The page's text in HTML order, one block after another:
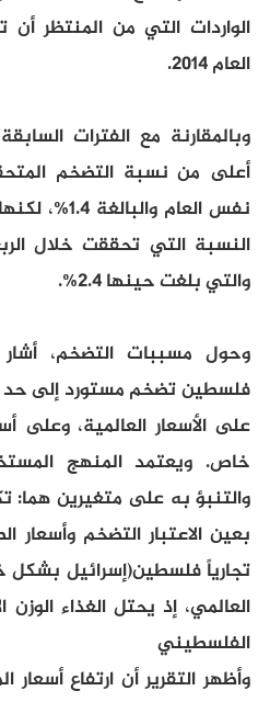
العام 2014.
وبالمقارنة مع الفترات
أعلى من نسبة التضخم
نفس العام
والتي بلغت حينها 2.4%.
وحول مسببات التضخم،
فلسطين تضخم مستورد إلى حد
على الأسعار العالمية، وعلى
خاص. ويعتمد المنهج
والتنبؤ به على متغيرين هما:
بعين الاعتبار التضخم وأسعار
تجارياً فلسطين(إسرائيل بشكل
العالمي، إذ يحتل الغذاء
الفلسطيني
وأظهر التقرير أن ارتفاع أسعار